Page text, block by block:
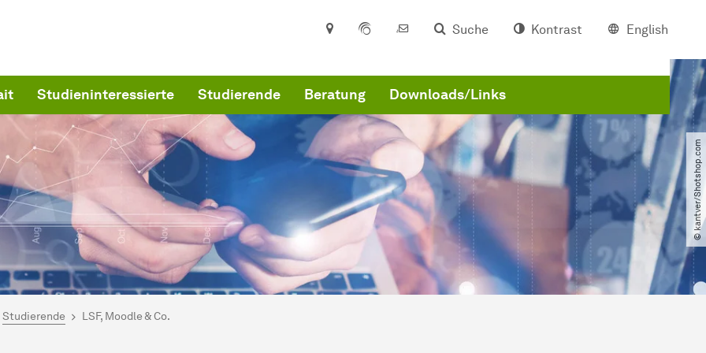
Suche Kontrast English
Studieninteressierte Studierende Beratung Downloads/Links
© kantver​/​Shotshop.com
hier:
Studierende LSF, Moodle & Co.